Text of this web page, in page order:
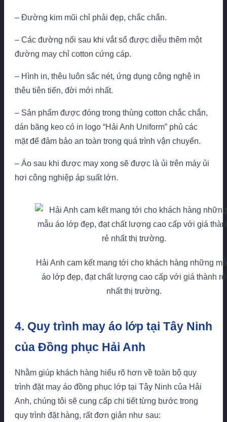
– Đường kim mũi chỉ phải đẹp, chắc chắn.
– Các đường nối sau khi vắt sổ được diễu thêm một
đường may chỉ cotton cứng cáp.
– Hình in, thêu luôn sắc nét, ứng dụng công nghệ in
thêu tiên tiến, đời mới nhất.
– Sản phẩm được đóng trong thùng cotton chắc chắn,
dán băng keo có in logo “Hải Anh Uniform” phủ các
mặt để đảm bảo an toàn trong quá trình vận chuyển.
– Áo sau khi được may xong sẽ được là ủi trên máy ủi
hơi công nghiệp áp suất lớn.
Hải Anh cam kết mang tới cho khách hàng những
áo lớp đẹp, đạt chất lượng cao cấp với giá thành rẻ
nhất thị trường.
4. Quy trình may áo lớp tại Tây Ninh
của Đồng phục Hải Anh
Nhằm giúp khách hàng hiểu rõ hơn về toàn bộ quy
trình đặt may áo đồng phục lớp tại Tây Ninh của Hải
Anh, chúng tôi sẽ cung cấp chi tiết từng bước trong
quy trình đặt hàng, rất đơn giản như sau: